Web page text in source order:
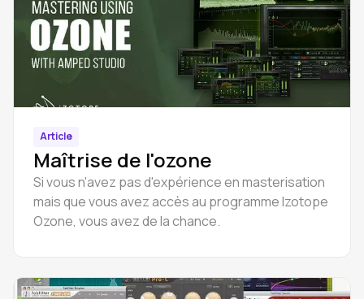
Article
Maîtrise de l'ozone
Si vous n'avez pas d'expérience en masterisation
mais que vous avez accès au programme Izotope
Ozone, vous avez de la chance.